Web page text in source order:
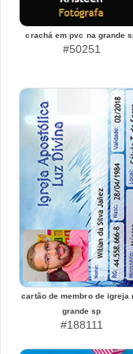
crachá em pvc na grande
#50251
cartão de membro de igreja
grande sp
#188111